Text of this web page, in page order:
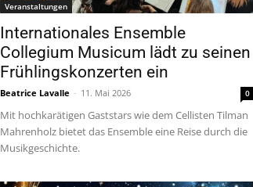
Veranstaltungen
Internationales Ensemble
Collegium Musicum lädt zu seinen
Frühlingskonzerten ein
Beatrice Lavalle - 11. Mai 2026 0
Mit hochkarätigen Gaststars wie dem Cellisten Tilman
Mahrenholz bietet das Ensemble eine Reise durch die
Musikgeschichte.